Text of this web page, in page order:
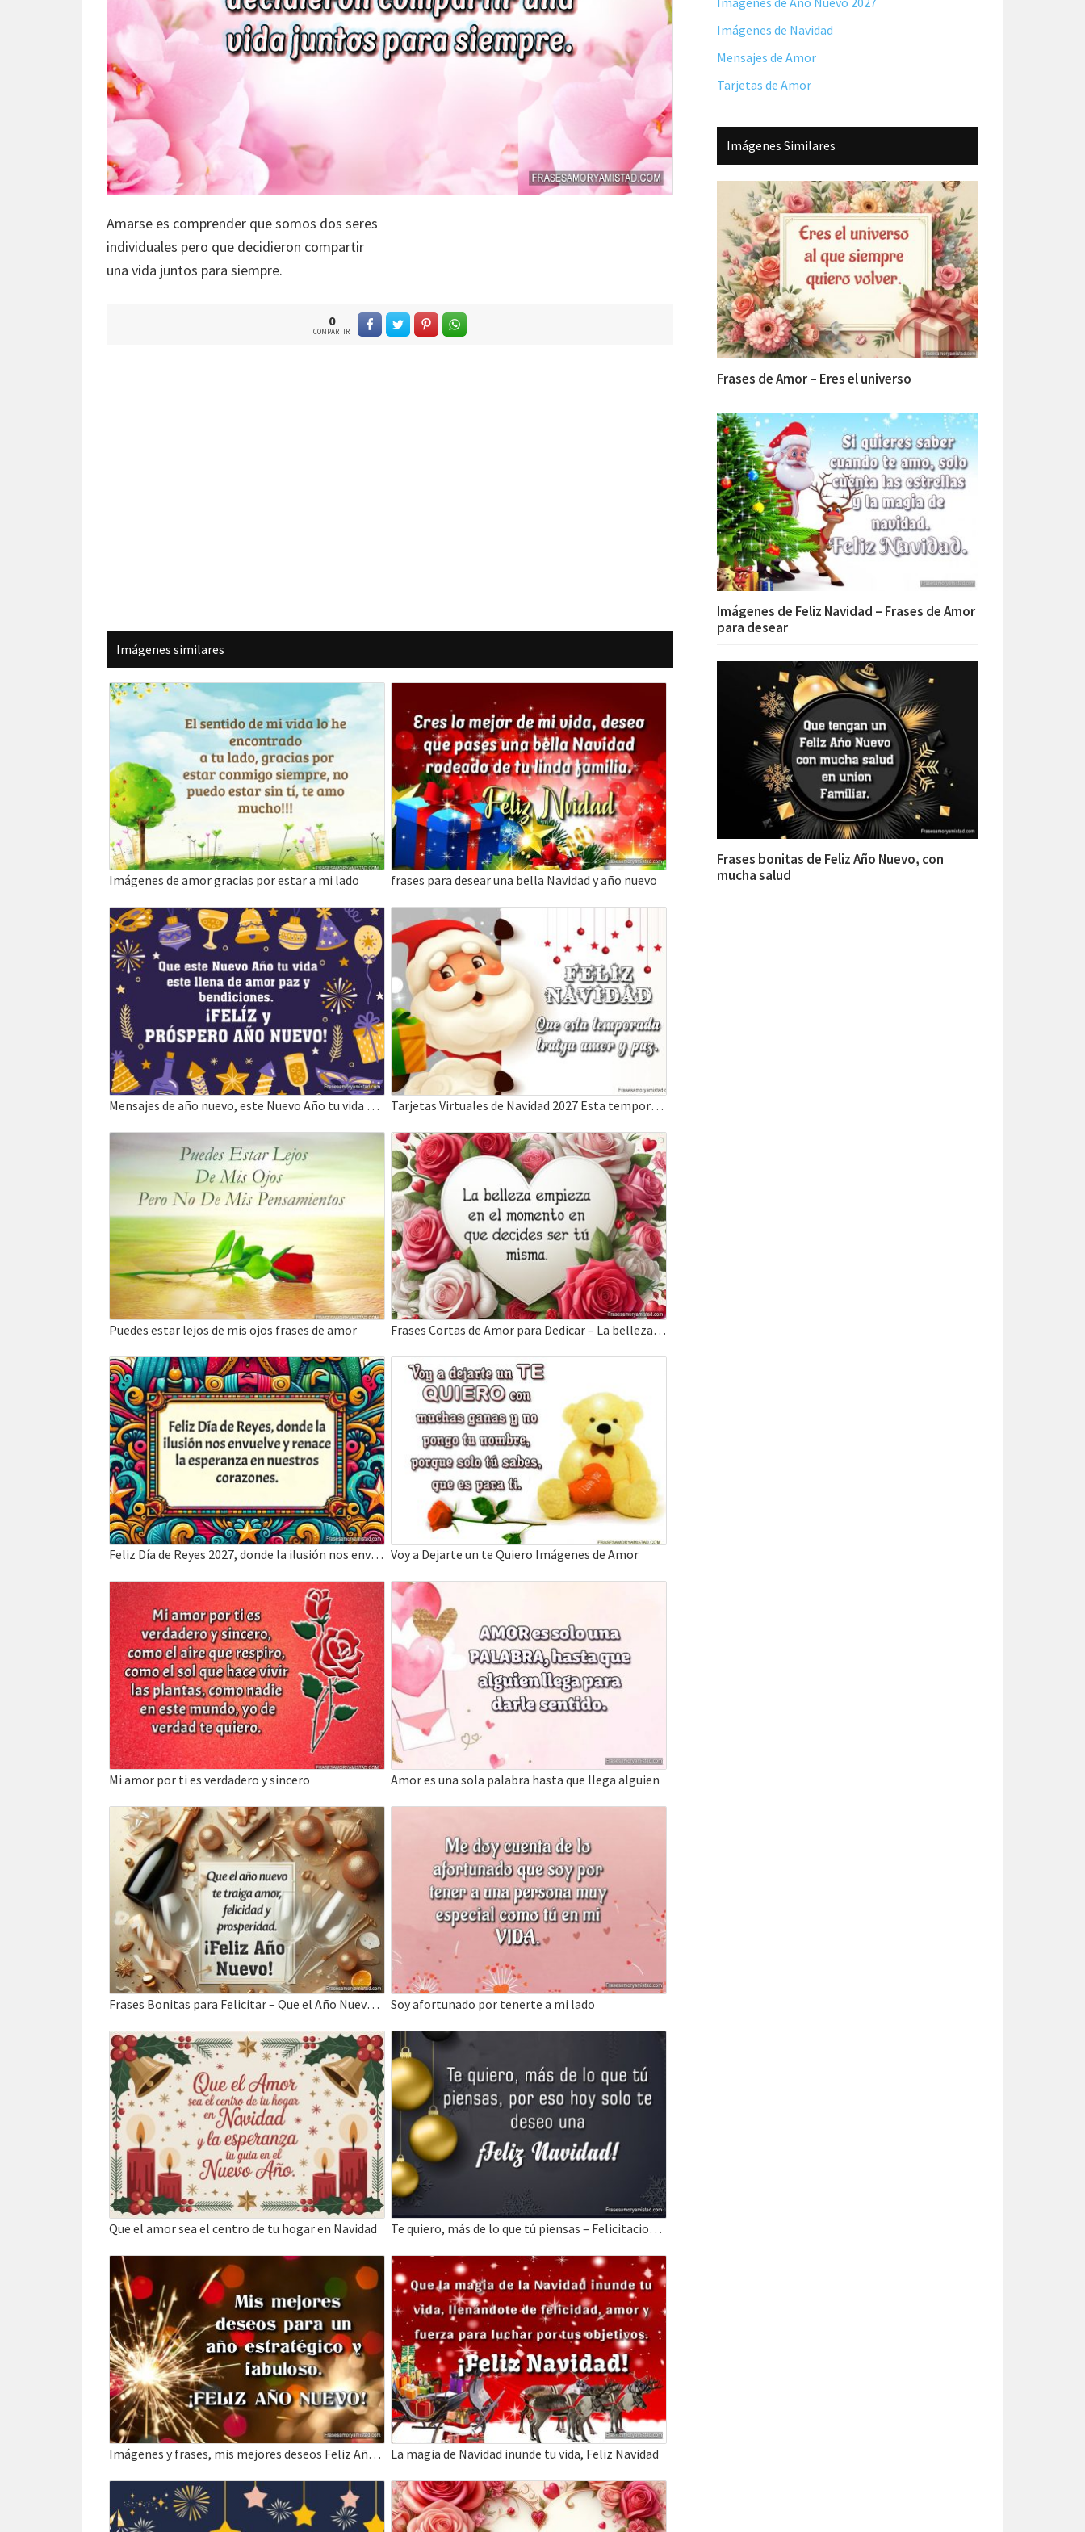
Amarse es comprender que somos dos seres
individuales pero que decidieron compartir
una vida juntos para siempre.
0
COMPARTIR
Imágenes similares
Imágenes de amor gracias por estar a mi lado frases para desear una bella Navidad y año nuevo
Mensajes de año nuevo, este Nuevo Año tu vida este llena de amor paz y bendiciones. Tarjetas Virtuales de Navidad 2027 Esta temporada traiga amor y paz
Puedes estar lejos de mis ojos frases de amor Frases Cortas de Amor para Dedicar – La belleza empieza en el momento
Feliz Día de Reyes 2027, donde la ilusión nos envuelve Voy a Dejarte un te Quiero Imágenes de Amor
Mi amor por ti es verdadero y sincero Amor es una sola palabra hasta que llega alguien
Frases Bonitas para Felicitar – Que el Año Nuevo 2027 traiga amor y Felicidad Soy afortunado por tenerte a mi lado
Que el amor sea el centro de tu hogar en Navidad Te quiero, más de lo que tú piensas – Felicitaciones de Navidad
Imágenes y frases, mis mejores deseos Feliz Año Nuevo La magia de Navidad inunde tu vida, Feliz Navidad
Imágenes de Navidad
Mensajes de Amor
Tarjetas de Amor
Imágenes Similares
Frases de Amor – Eres el universo
Imágenes de Feliz Navidad – Frases de Amor
para desear
Frases bonitas de Feliz Año Nuevo, con
mucha salud